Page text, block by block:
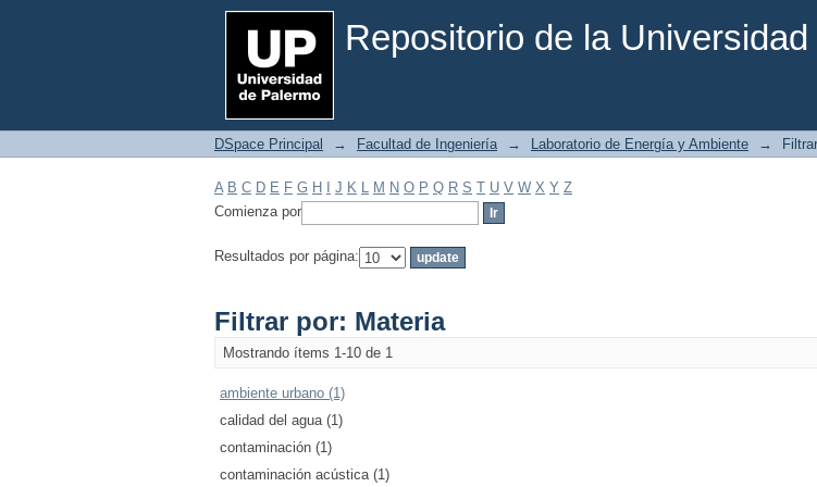
Repositorio de la
Filtrar por: Materia
DSpace Principal → Facultad de Ingeniería → Laboratorio de Energía y Ambiente →
A B C D E F G H J K L M N O P Q R S T U V W X Y Z
Comienza por
Resultados por página:
Filtrar por: Materia
Mostrando ítems 1-10 de 1
ambiente urbano (1)
calidad del agua (1)
contaminación (1)
contaminación acústica (1)